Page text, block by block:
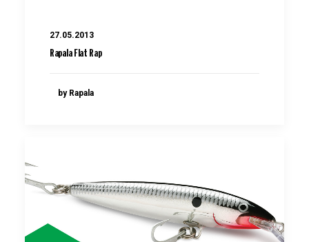
27.05.2013
Rapala Flat Rap
by Rapala